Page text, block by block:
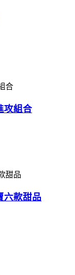
攻組合
六款甜品